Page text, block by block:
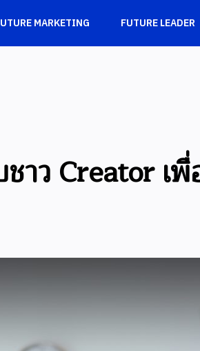
MARKETING FUTURE LEADER
าว Creator เ